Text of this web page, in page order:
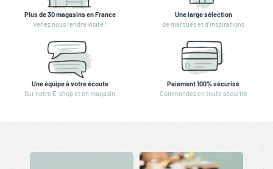
Plus de 30 magasins en France
Venez nous rendre visite !
Une large sélection
de marques et d'inspirations
Une équipe à votre écoute
Sur notre E-shop et en magasin
Paiement 100% sécurisé
Commandez en toute sécurité